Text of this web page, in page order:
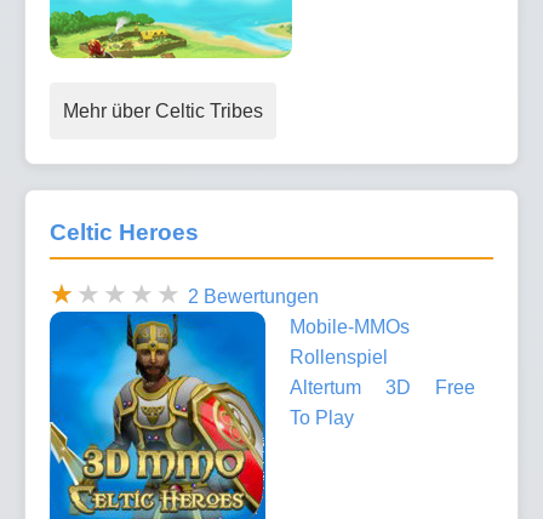
Mehr über Celtic Tribes
Celtic Heroes
2 Bewertungen
Mobile-MMOs
Rollenspiel
Altertum
3D
Free
To Play